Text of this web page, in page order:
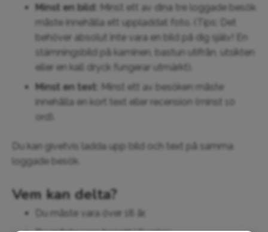
Minst en bild:
Minst ett av dina tre loggade besök
måste innehålla ett uppladdat foto. (Tips: Det
behöver absolut inte vara en bild på dig själv! En
stämningsbild på kaminen, bastun utifrån, utsikten
eller en kall dryck fungerar utmärkt).
Minst en text:
Minst ett av besöken måste
innehålla en kort text eller recension (minst 10
ord).
Du kan givetvis ladda upp bild och text på samma
loggade besök.
Vem kan delta?
Du måste vara över 18 år.